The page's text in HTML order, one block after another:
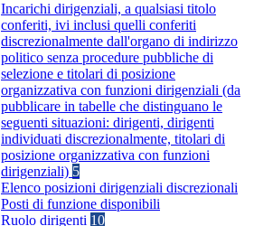
Incarichi dirigenziali, a qualsiasi titolo
conferiti, ivi inclusi quelli conferiti
discrezionalmente dall'organo di indirizzo
politico senza procedure pubbliche di
selezione e titolari di posizione
organizzativa con funzioni dirigenziali (da
pubblicare in tabelle che distinguano le
seguenti situazioni: dirigenti, dirigenti
individuati discrezionalmente, titolari di
posizione organizzativa con funzioni
dirigenziali) 5
Elenco posizioni dirigenziali discrezionali
Posti di funzione disponibili
Ruolo dirigenti 10